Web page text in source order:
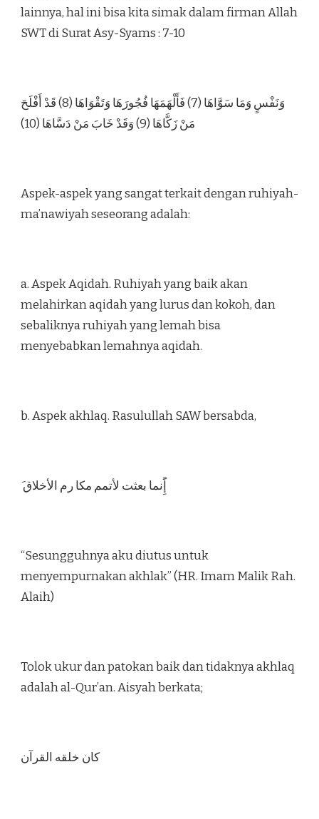
lainnya, hal ini bisa kita simak dalam firman Allah
SWT di Surat Asy-Syams : 7-10
وَنَفْسٍ وَمَا سَوَّاهَا (7) فَأَلْهَمَهَا فُجُورَهَا وَتَقْوَاهَا (8) قَدْ أَفْلَحَ
مَنْ زَكَّاهَا (9) وَقَدْ خَابَ مَنْ دَسَّاهَا (10)
Aspek-aspek yang sangat terkait dengan ruhiyah-
ma’nawiyah seseorang adalah:
a. Aspek Aqidah. Ruhiyah yang baik akan
melahirkan aqidah yang lurus dan kokoh, dan
sebaliknya ruhiyah yang lemah bisa
menyebabkan lemahnya aqidah.
b. Aspek akhlaq. Rasulullah SAW bersabda,
َ إًَِنما بعثت لأتمم مكا رم الأخلاق
“Sesungguhnya aku diutus untuk
menyempurnakan akhlak” (HR. Imam Malik Rah.
Alaih)
Tolok ukur dan patokan baik dan tidaknya akhlaq
adalah al-Qur’an. Aisyah berkata;
كان خلقه القرآن